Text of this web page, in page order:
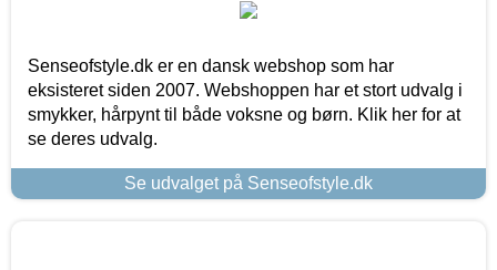
Senseofstyle.dk er en dansk webshop som har
eksisteret siden 2007. Webshoppen har et stort udvalg i
smykker, hårpynt til både voksne og børn. Klik her for at
se deres udvalg.
Se udvalget på Senseofstyle.dk